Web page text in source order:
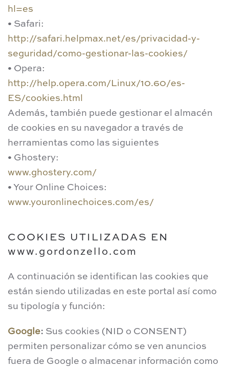
hl=es
• Safari:
http://safari.helpmax.net/es/privacidad-y-
seguridad/como-gestionar-las-cookies/
• Opera:
http://help.opera.com/Linux/10.60/es-
ES/cookies.html
Además, también puede gestionar el almacén
de cookies en su navegador a través de
herramientas como las siguientes
• Ghostery:
www.ghostery.com/
• Your Online Choices:
www.youronlinechoices.com/es/
COOKIES UTILIZADAS EN
www.gordonzello.com
A continuación se identifican las cookies que
están siendo utilizadas en este portal así como
su tipología y función:
Google: Sus cookies (NID o CONSENT)
permiten personalizar cómo se ven anuncios
fuera de Google o almacenar información como